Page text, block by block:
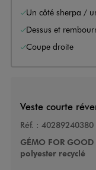
Un côté sherpa /
Dessus et
Coupe droite
Veste courte
Réf. : 40289240380
GÉMO FOR
polyester recyclé